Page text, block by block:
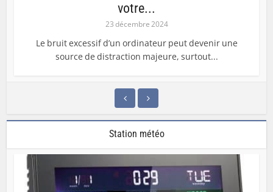
votre...
23 décembre 2024
Le bruit excessif d’un ordinateur peut devenir une
source de distraction majeure, surtout...
Station météo